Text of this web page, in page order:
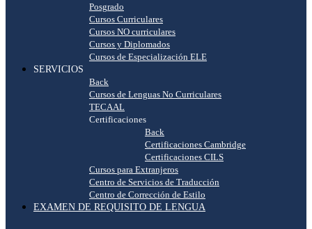
Posgrado
Cursos Curriculares
Cursos NO curriculares
Cursos y Diplomados
Cursos de Especialización ELE
SERVICIOS
Back
Cursos de Lenguas No Curriculares
TECAAL
Certificaciones
Back
Certificaciones Cambridge
Certificaciones CILS
Cursos para Extranjeros
Centro de Servicios de Traducción
Centro de Corrección de Estilo
EXAMEN DE REQUISITO DE LENGUA